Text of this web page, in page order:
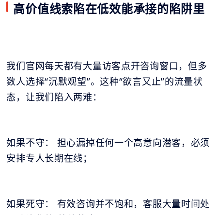
高价值线索陷在低效能承接的陷阱里
我们官网每天都有大量访客点开咨询窗口，但多
数人选择“沉默观望”。这种“欲言又止”的流量状
态，让我们陷入两难：
如果不守： 担心漏掉任何一个高意向潜客，必须
安排专人长期在线；
如果死守： 有效咨询并不饱和，客服大量时间处